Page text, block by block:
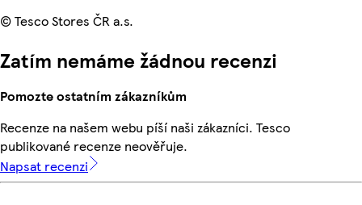
© Tesco Stores ČR a.s.
Zatím nemáme žádnou recenzi
Pomozte ostatním zákazníkům
Recenze na našem webu píší naši zákazníci. Tesco
publikované recenze neověřuje.
Napsat recenzi